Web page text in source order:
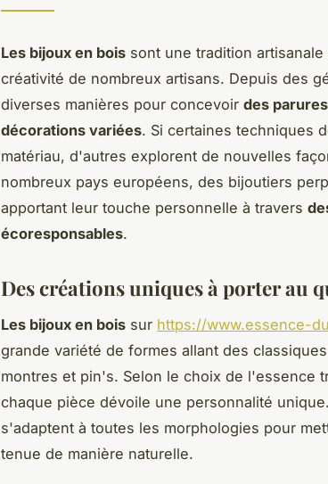
Les bijoux en bois sont une tradition
créativité de nombreux artisans. Depuis des
diverses manières pour concevoir des
décorations variées. Si certaines techniques
matériau, d'autres explorent de nouvelles
nombreux pays européens, des bijoutiers
apportant leur touche personnelle à travers
écoresponsables.
Des créations uniques à porter au
Les bijoux en bois sur https://www.essence-
grande variété de formes allant des
montres et pin's. Selon le choix de l'essence
chaque pièce dévoile une personnalité
s'adaptent à toutes les morphologies pour
tenue de manière naturelle.